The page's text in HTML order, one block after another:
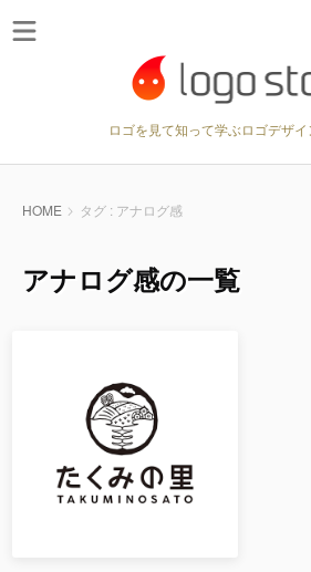
ロゴを見て知って学ぶロゴデザ
HOME タグ : アナログ感
アナログ感の一覧